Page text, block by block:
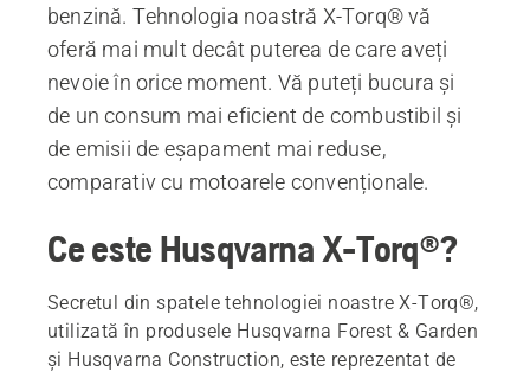
benzină. Tehnologia noastră X-Torq® vă
oferă mai mult decât puterea de care aveți
nevoie în orice moment. Vă puteți bucura și
de un consum mai eficient de combustibil și
de emisii de eșapament mai reduse,
comparativ cu motoarele convenționale.
Ce este Husqvarna X-Torq®?
Secretul din spatele tehnologiei noastre X-Torq®,
utilizată în produsele Husqvarna Forest & Garden
și Husqvarna Construction, este reprezentat de